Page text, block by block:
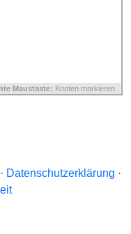
Maustaste: Knoten markieren
Datenschutzerklärung ·